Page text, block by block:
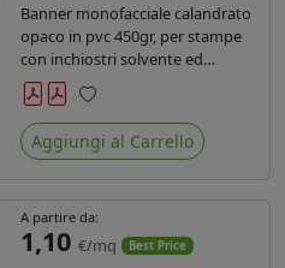
Banner monofacciale calandrato
opaco in pvc 450gr, per stampe
con inchiostri solvente ed
ecosolvente , uv e latex.
Preferiti
Aggiungi al Carrello
A partire da:
1,10 €/mq Best Price